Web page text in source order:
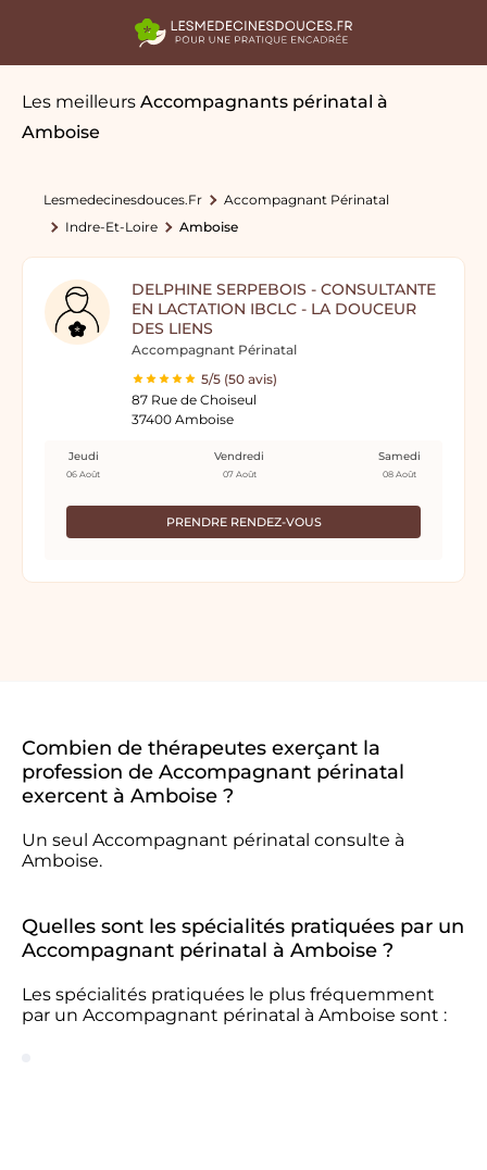
Les meilleurs Accompagnants périnatal à
Amboise
Lesmedecinesdouces.fr
Accompagnant Périnatal
Indre-Et-Loire
Amboise
DELPHINE SERPEBOIS - CONSULTANTE
EN LACTATION IBCLC - LA DOUCEUR
DES LIENS
Accompagnant Périnatal
5/5 (50 avis)
87 Rue de Choiseul
37400 Amboise
PRENDRE RENDEZ-VOUS
Jeudi
06 Août
Vendredi
07 Août
Samedi
08 Août
Combien de thérapeutes exerçant la
profession de Accompagnant périnatal
exercent à Amboise ?
Un seul Accompagnant périnatal consulte à
Amboise.
Quelles sont les spécialités pratiquées par un
Accompagnant périnatal à Amboise ?
Les spécialités pratiquées le plus fréquemment
par un Accompagnant périnatal à Amboise sont :